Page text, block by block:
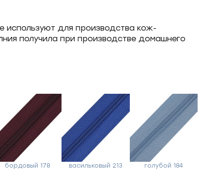
используют для производства кож-
получила при производстве домашнего
бордовый 178 васильковый 213 голубой 184